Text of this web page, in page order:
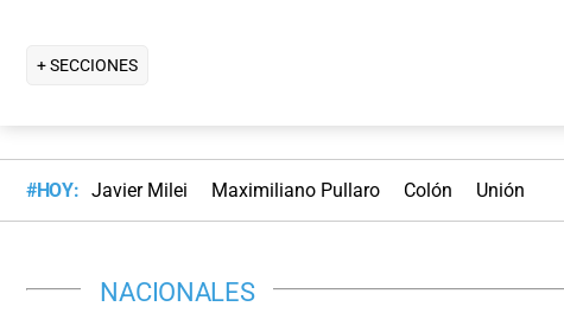
+ SECCIONES
#HOY: Javier Milei Maximiliano Pullaro Colón Unión
NACIONALES